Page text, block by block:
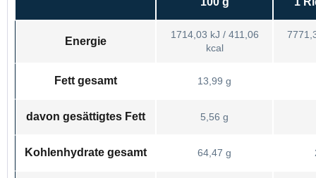
Energie
1714,03 kJ / 411,06
kcal
Fett gesamt 13,99 g
davon gesättigtes Fett 5,56 g
Kohlenhydrate gesamt 64,47 g